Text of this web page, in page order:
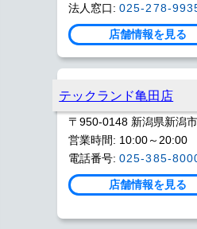
法人窓口: 025-278-
店舗情報を見る
テックランド亀田店
〒950-0148 新潟県新潟
営業時間: 10:00～20:00
電話番号: 025-385-
店舗情報を見る